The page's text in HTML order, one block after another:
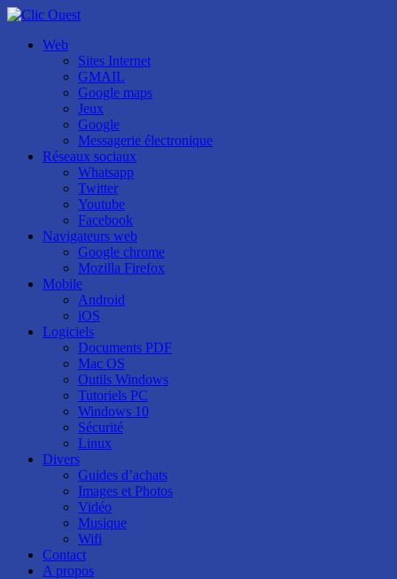
Web
Sites Internet
GMAIL
Google maps
Jeux
Google
Messagerie électronique
Réseaux sociaux
Whatsapp
Twitter
Youtube
Facebook
Navigateurs web
Google chrome
Mozilla Firefox
Mobile
Android
iOS
Logiciels
Documents PDF
Mac OS
Outils Windows
Tutoriels PC
Windows 10
Sécurité
Linux
Divers
Guides d’achats
Images et Photos
Vidéo
Musique
Wifi
Contact
A propos